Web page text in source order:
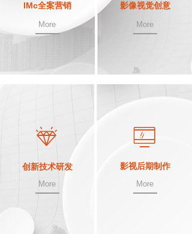
More
IMc全案营销 影像视觉创意
More
More
创新技术研发
More
影视后期制作